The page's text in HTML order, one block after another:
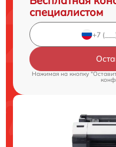
специалистом
Нажимая на кнопку